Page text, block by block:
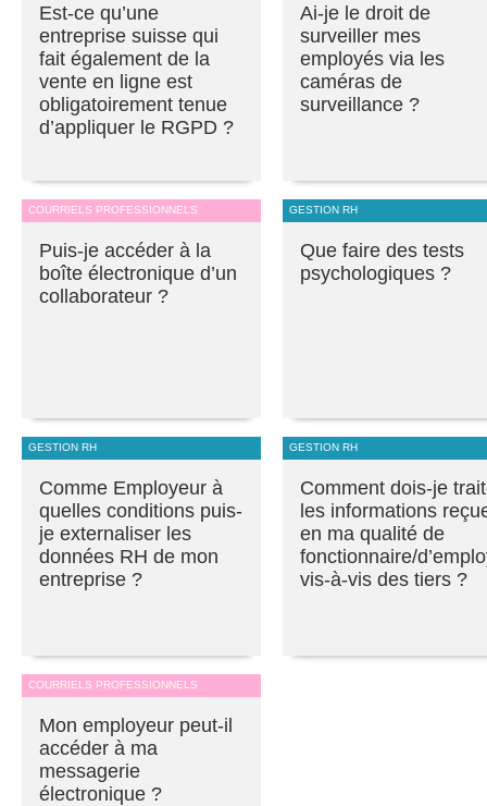
Est-ce qu’une
entreprise suisse qui
fait également de la
vente en ligne est
obligatoirement tenue
d’appliquer le RGPD ?
Ai-je le droit de
surveiller mes
employés via les
caméras de
surveillance ?
COURRIELS PROFESSIONNELS
Puis-je accéder à la
boîte électronique d’un
collaborateur ?
GESTION RH
Que faire des tests
psychologiques ?
GESTION RH
Comme Employeur à
quelles conditions puis-
je externaliser les
données RH de mon
entreprise ?
GESTION RH
Comment dois-je
les informations
en ma qualité de
fonctionnaire/
vis-à-vis des tiers ?
COURRIELS PROFESSIONNELS
Mon employeur peut-il
accéder à ma
messagerie
électronique ?